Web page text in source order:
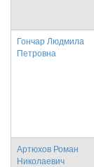
Гончар Людмила
Петровна
Артюхов Роман
Николаевич